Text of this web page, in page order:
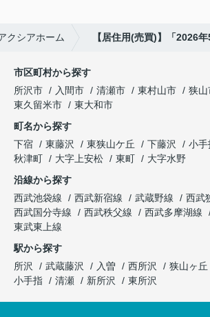
クシアホーム 【居住用(売買)】「2026
市区町村から探す
所沢市
入間市 清瀬市 東村山市 狭山
東久留米市
東大和市
町名から探す
下宿
東藤沢 東狭山ケ丘 下藤沢 小手
秋津町
大字上安松 東町
大字水野
沿線から探す
西武池袋線
西武新宿線 武蔵野線 西武
西武国分寺線
西武秩父線 西武多摩湖線
東武東上線
駅から探す
所沢
武蔵藤沢 入曽 西所沢 狭山ヶ丘
小手指
清瀬 新所沢 東所沢